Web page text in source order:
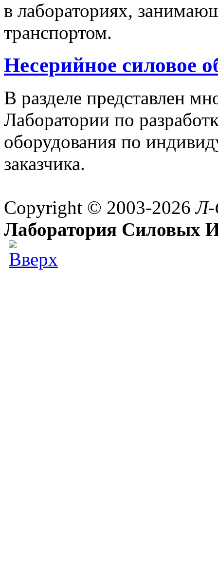
в лабораториях,
транспортом.
Несерийное силовое
В разделе представлен
Лаборатории по
оборудования по
заказчика.
Copyright © 2003-2026
Лаборатория Силовых